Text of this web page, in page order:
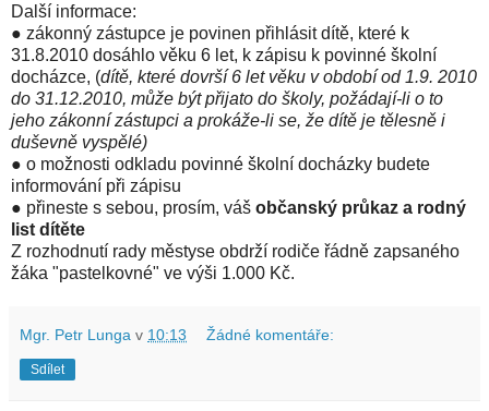
Další informace:
● zákonný zástupce je povinen přihlásit dítě, které k
31.8.2010 dosáhlo věku 6 let, k zápisu k povinné školní
docházce, (dítě, které dovrší 6 let věku v období od 1.9. 2010
do 31.12.2010, může být přijato do školy, požádají-li o to
jeho zákonní zástupci a prokáže-li se, že dítě je tělesně i
duševně vyspělé)
● o možnosti odkladu povinné školní docházky budete
informování při zápisu
● přineste s sebou, prosím, váš občanský průkaz a rodný
list dítěte
Z rozhodnutí rady městyse obdrží rodiče řádně zapsaného
žáka "pastelkovné" ve výši 1.000 Kč.
Mgr. Petr Lunga v 10:13 Žádné komentáře:
Sdílet